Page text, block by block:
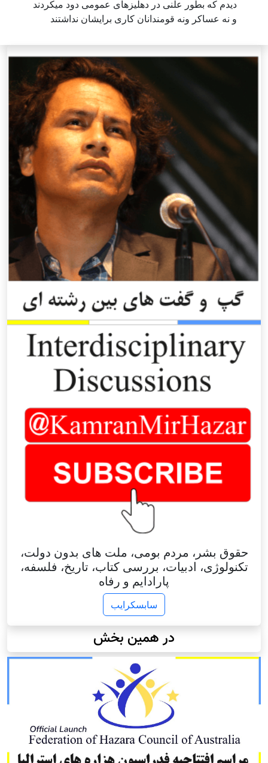
دیدم که بطور علنی در دهلیزهای عمومی دود میکردند
و نه عساکر ونه قومندانان کاری برایشان نداشتند
حقوق بشر، مردم بومی، ملت های بدون دولت،
تکنولوژی، ادبیات، بررسی کتاب، تاریخ، فلسفه،
پارادایم و رفاه
سابسکرایب
در همین بخش